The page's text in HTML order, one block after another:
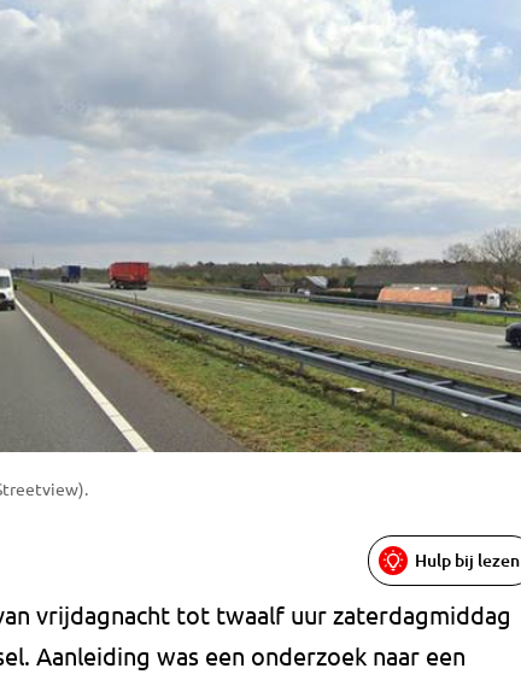
Hulp bij lezen
vrijdagnacht tot twaalf uur zaterdagmiddag
Aanleiding was een onderzoek naar een